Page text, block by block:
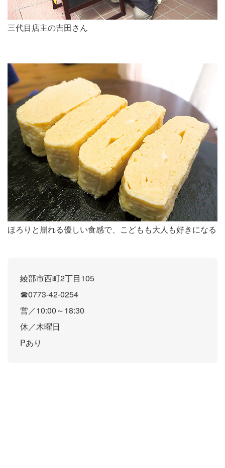
三代目店主の吉田さん
ほろりと崩れる優しい食感で、こどもも大人も好きになる
綾部市西町2丁目105
☎0773-42-0254
営／10:00～18:30
休／木曜日
Pあり